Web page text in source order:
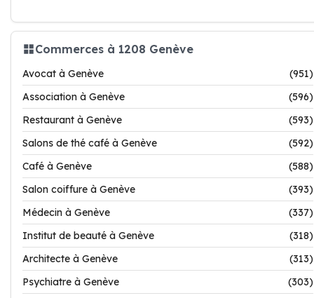
Commerces à 1208 Genève
Avocat à Genève
(951)
Association à Genève
(596)
Restaurant à Genève
(593)
Salons de thé café à Genève
(592)
Café à Genève
(588)
Salon coiffure à Genève
(393)
Médecin à Genève
(337)
Institut de beauté à Genève
(318)
Architecte à Genève
(313)
Psychiatre à Genève
(303)